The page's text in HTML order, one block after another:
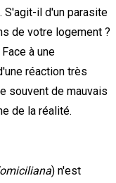
S'agit-il d'un parasite
de votre logement ?
à une
réaction très
souvent de mauvais
de la réalité.
) n'est